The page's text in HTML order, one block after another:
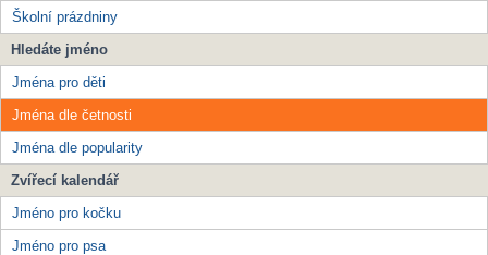
Školní prázdniny
Hledáte jméno
Jména pro děti
Jména dle četnosti
Jména dle popularity
Zvířecí kalendář
Jméno pro kočku
Jméno pro psa